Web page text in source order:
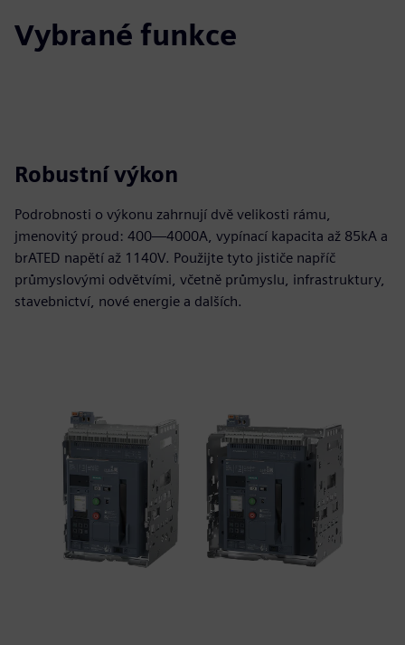
Vybrané funkce
Robustní výkon
Podrobnosti o výkonu zahrnují dvě velikosti rámu,
jmenovitý proud: 400—4000A, vypínací kapacita až 85kA a
brATED napětí až 1140V. Použijte tyto jističe napříč
průmyslovými odvětvími, včetně průmyslu, infrastruktury,
stavebnictví, nové energie a dalších.